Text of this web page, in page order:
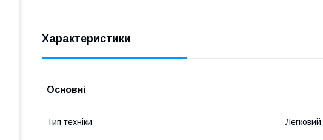
Характеристики
Основні
Тип техніки